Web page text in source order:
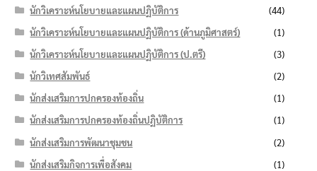
นักวิเคราะห์นโยบายและแผนปฏิบัติการ
(44)
นักวิเคราะห์นโยบายและแผนปฏิบัติการ (ด้านภูมิศาสตร์)
(1)
นักวิเคราะห์นโยบายและแผนปฏิบัติการ (ป.ตรี)
(3)
นักวิเทศสัมพันธ์
(2)
นักส่งเสริมการปกครองท้องถิ่น
(1)
นักส่งเสริมการปกครองท้องถิ่นปฏิบัติการ
(1)
นักส่งเสริมการพัฒนาชุมชน
(2)
นักส่งเสริมกิจการเพื่อสังคม
(1)